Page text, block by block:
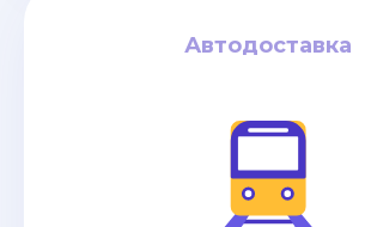
Автодоставка
Автодоставка
дней / от